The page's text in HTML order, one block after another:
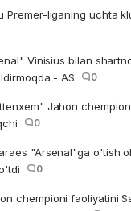
Premer-liganing uchta
Vinisius bilan
- AS
0
Jahon
0
"Arsenal"ga o'tish
0
chempioni faoliyatini